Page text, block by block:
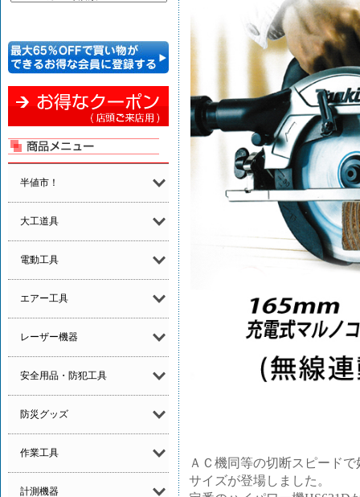
半値市！
大工道具
電動工具
エアー工具
レーザー機器
安全用品・防犯工具
防災グッズ
作業工具
計測機器
ＡＣ機同等の切断スピード
サイズが登場しました。